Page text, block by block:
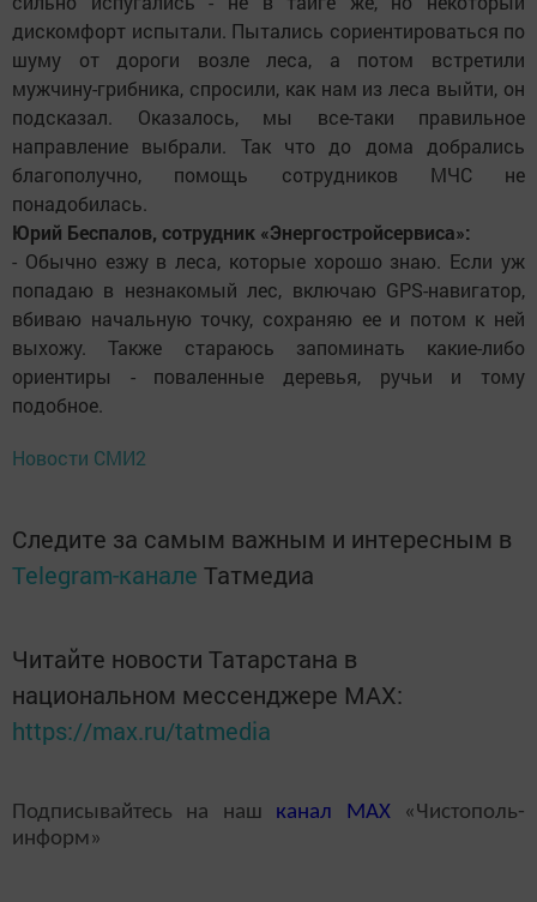
дискомфорт испытали. Пытались сориентироваться по
шуму от дороги возле леса, а потом встретили
мужчину-грибника, спросили, как нам из леса выйти, он
подсказал. Оказалось, мы все-таки правильное
направление выбрали. Так что до дома добрались
благополучно, помощь сотрудников МЧС не
понадобилась.
Юрий Беспалов, сотрудник «Энергостройсервиса»:
- Обычно езжу в леса, которые хорошо знаю. Если уж
попадаю в незнакомый лес, включаю GPS-навигатор,
вбиваю начальную точку, сохраняю ее и потом к ней
выхожу. Также стараюсь запоминать какие-либо
ориентиры - поваленные деревья, ручьи и тому
подобное.
Новости СМИ2
Следите за самым важным и интересным в
Telegram-канале Татмедиа
Читайте новости Татарстана в
национальном мессенджере MАХ:
https://max.ru/tatmedia
Подписывайтесь на наш канал MAX«Чистополь-
информ»